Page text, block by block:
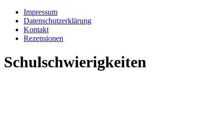
Impressum
Datenschutzerklärung
Kontakt
Rezensionen
Schulschwierigkeiten